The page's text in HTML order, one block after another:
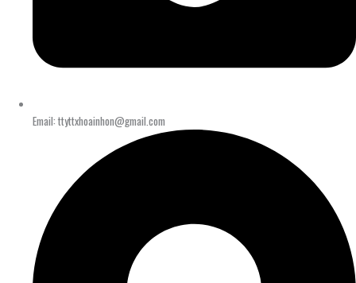
Email: ttyttxhoainhon@gmail.com